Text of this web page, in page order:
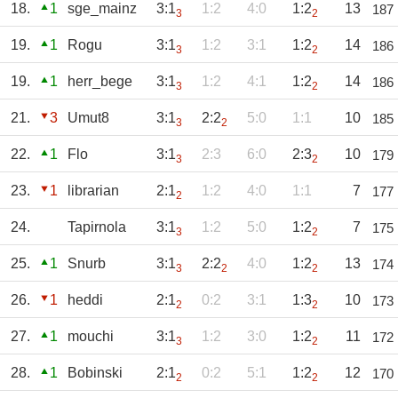
18. 1 sge_mainz 3:13 1:2 4:0 1:22 13 187
19. 1 Rogu 3:13 1:2 3:1 1:22 14 186
19. 1 herr_bege 3:13 1:2 4:1 1:22 14 186
21. 3 Umut8 3:13 2:22 5:0 1:1 10 185
22. 1 Flo 3:13 2:3 6:0 2:32 10 179
23. 1 librarian 2:12 1:2 4:0 1:1 7 177
24. Tapirnola 3:13 1:2 5:0 1:22 7 175
25. 1 Snurb 3:13 2:22 4:0 1:22 13 174
26. 1 heddi 2:12 0:2 3:1 1:32 10 173
27. 1 mouchi 3:13 1:2 3:0 1:22 11 172
28. 1 Bobinski 2:12 0:2 5:1 1:22 12 170